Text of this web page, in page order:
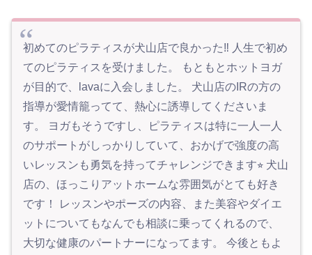
初めてのピラティスが犬山店で良かった‼︎ 人生で初め
てのピラティスを受けました。 もともとホットヨガ
が目的で、lavaに入会しました。 犬山店のIRの方の
指導が愛情籠ってて、熱心に誘導してくださいま
す。 ヨガもそうですし、ピラティスは特に一人一人
のサポートがしっかりしていて、おかげで強度の高
いレッスンも勇気を持ってチャレンジできます⭐︎ 犬山
店の、ほっこりアットホームな雰囲気がとても好き
です！ レッスンやポーズの内容、また美容やダイエ
ットについてもなんでも相談に乗ってくれるので、
大切な健康のパートナーになってます。 今後ともよ